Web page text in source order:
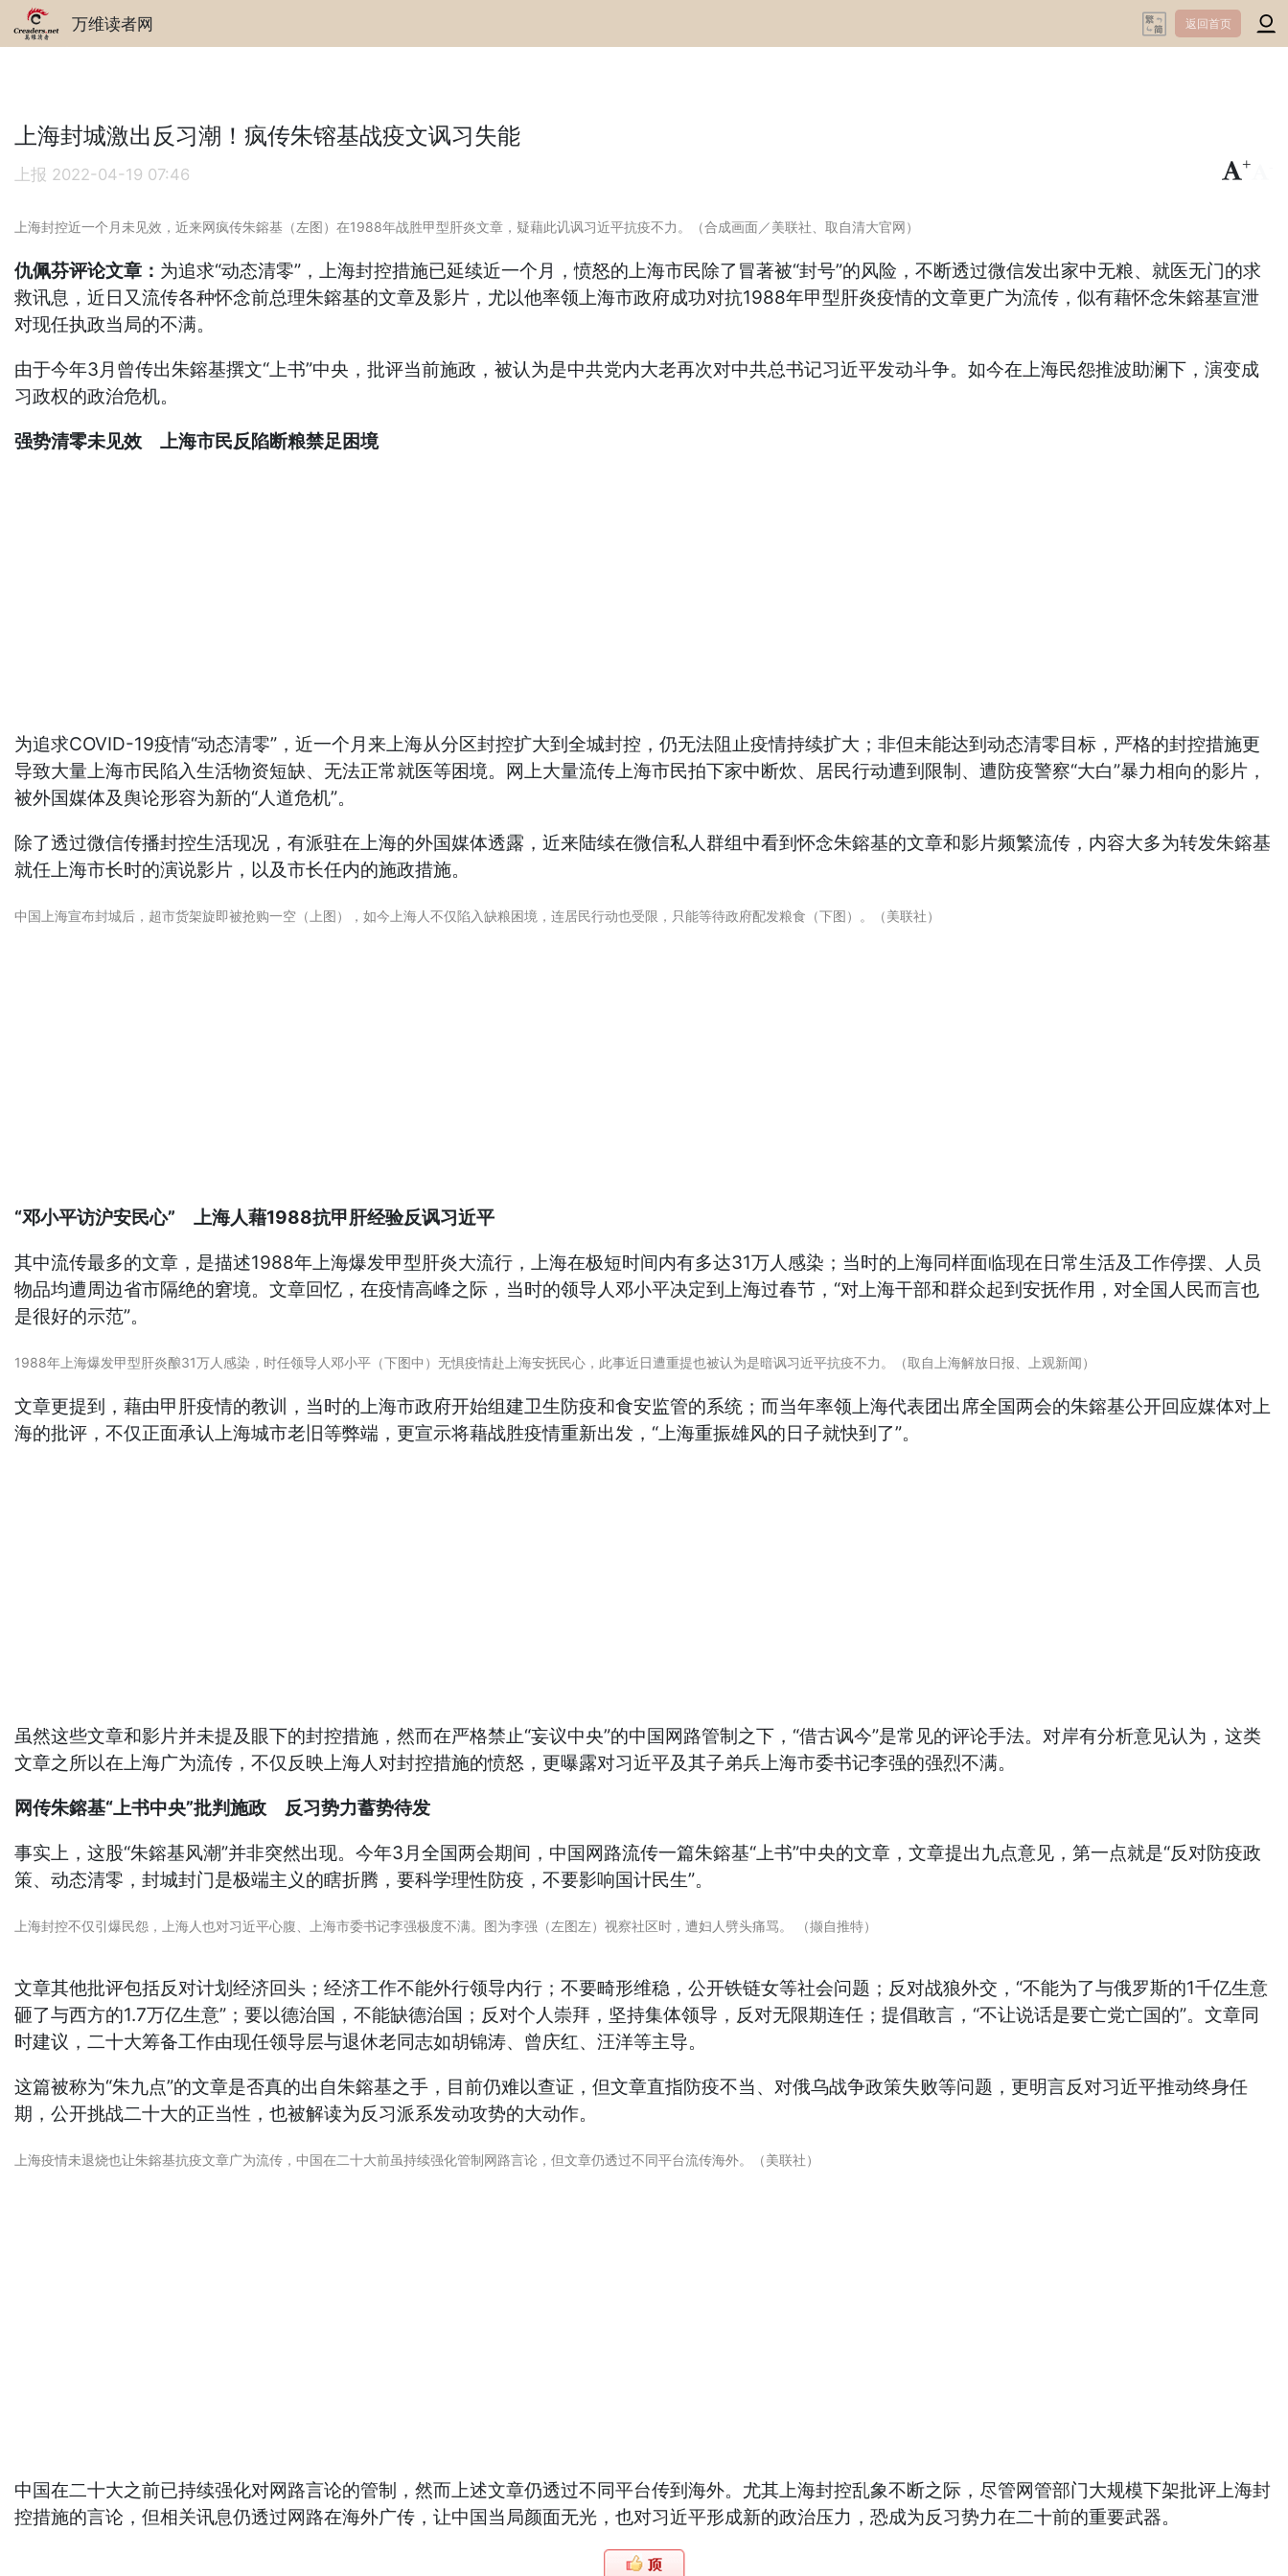
万维读者网 返回首页
上海封城激出反习潮！疯传朱镕基战疫文讽习失能
上报 2022-04-19 07:46
+
上海封控近一个月未见效，近来网疯传朱鎔基（左图）在1988年战胜甲型肝炎文章，疑藉此讥讽习近平抗疫不力。（合成画面／美联社、取自清大官网）
仇佩芬评论文章： 为追求“动态清零”，上海封控措施已延续近一个月，愤怒的上海市民除了冒著被“封号”的风险，不断透过微信发出家中无粮、就医无门的求
救讯息，近日又流传各种怀念前总理朱鎔基的文章及影片，尤以他率领上海市政府成功对抗1988年甲型肝炎疫情的文章更广为流传，似有藉怀念朱鎔基宣泄
对现任执政当局的不满。
由于今年3月曾传出朱鎔基撰文“上书”中央，批评当前施政，被认为是中共党内大老再次对中共总书记习近平发动斗争。如今在上海民怨推波助澜下，演变成
习政权的政治危机。
强势清零未见效 上海市民反陷断粮禁足困境
为追求COVID-19疫情“动态清零”，近一个月来上海从分区封控扩大到全城封控，仍无法阻止疫情持续扩大；非但未能达到动态清零目标，严格的封控措施更
导致大量上海市民陷入生活物资短缺、无法正常就医等困境。网上大量流传上海市民拍下家中断炊、居民行动遭到限制、遭防疫警察“大白”暴力相向的影片，
被外国媒体及舆论形容为新的“人道危机”。
除了透过微信传播封控生活现况，有派驻在上海的外国媒体透露，近来陆续在微信私人群组中看到怀念朱鎔基的文章和影片频繁流传，内容大多为转发朱鎔基
就任上海市长时的演说影片，以及市长任内的施政措施。
中国上海宣布封城后，超市货架旋即被抢购一空（上图），如今上海人不仅陷入缺粮困境，连居民行动也受限，只能等待政府配发粮食（下图）。（美联社）
“邓小平访沪安民心” 上海人藉1988抗甲肝经验反讽习近平
其中流传最多的文章，是描述1988年上海爆发甲型肝炎大流行，上海在极短时间内有多达31万人感染；当时的上海同样面临现在日常生活及工作停摆、人员
物品均遭周边省市隔绝的窘境。文章回忆，在疫情高峰之际，当时的领导人邓小平决定到上海过春节，“对上海干部和群众起到安抚作用，对全国人民而言也
是很好的示范”。
1988年上海爆发甲型肝炎酿31万人感染，时任领导人邓小平（下图中）无惧疫情赴上海安抚民心，此事近日遭重提也被认为是暗讽习近平抗疫不力。（取自上海解放日报、上观新闻）
文章更提到，藉由甲肝疫情的教训，当时的上海市政府开始组建卫生防疫和食安监管的系统；而当年率领上海代表团出席全国两会的朱鎔基公开回应媒体对上
海的批评，不仅正面承认上海城市老旧等弊端，更宣示将藉战胜疫情重新出发，“上海重振雄风的日子就快到了”。
虽然这些文章和影片并未提及眼下的封控措施，然而在严格禁止“妄议中央”的中国网路管制之下，“借古讽今”是常见的评论手法。对岸有分析意见认为，这类
文章之所以在上海广为流传，不仅反映上海人对封控措施的愤怒，更曝露对习近平及其子弟兵上海市委书记李强的强烈不满。
网传朱鎔基“上书中央”批判施政 反习势力蓄势待发
事实上，这股“朱鎔基风潮”并非突然出现。今年3月全国两会期间，中国网路流传一篇朱鎔基“上书”中央的文章，文章提出九点意见，第一点就是“反对防疫政
策、动态清零，封城封门是极端主义的瞎折腾，要科学理性防疫，不要影响国计民生”。
上海封控不仅引爆民怨，上海人也对习近平心腹、上海市委书记李强极度不满。图为李强（左图左）视察社区时，遭妇人劈头痛骂。 （撷自推特）
文章其他批评包括反对计划经济回头；经济工作不能外行领导内行；不要畸形维稳，公开铁链女等社会问题；反对战狼外交，“不能为了与俄罗斯的1千亿生意
砸了与西方的1.7万亿生意”；要以德治国，不能缺德治国；反对个人崇拜，坚持集体领导，反对无限期连任；提倡敢言，“不让说话是要亡党亡国的”。文章同
时建议，二十大筹备工作由现任领导层与退休老同志如胡锦涛、曾庆红、汪洋等主导。
这篇被称为“朱九点”的文章是否真的出自朱鎔基之手，目前仍难以查证，但文章直指防疫不当、对俄乌战争政策失败等问题，更明言反对习近平推动终身任
期，公开挑战二十大的正当性，也被解读为反习派系发动攻势的大动作。
上海疫情未退烧也让朱鎔基抗疫文章广为流传，中国在二十大前虽持续强化管制网路言论，但文章仍透过不同平台流传海外。（美联社）
中国在二十大之前已持续强化对网路言论的管制，然而上述文章仍透过不同平台传到海外。尤其上海封控乱象不断之际，尽管网管部门大规模下架批评上海封
控措施的言论，但相关讯息仍透过网路在海外广传，让中国当局颜面无光，也对习近平形成新的政治压力，恐成为反习势力在二十前的重要武器。